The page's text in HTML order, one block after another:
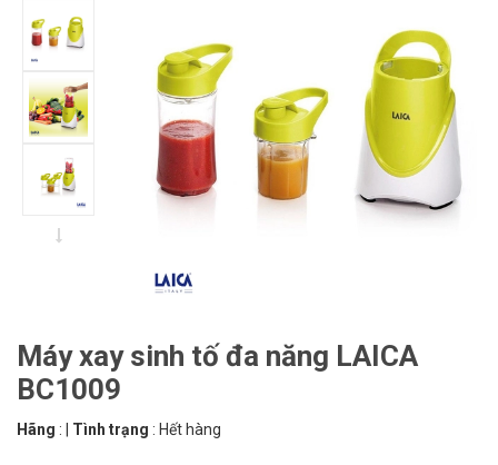
Máy xay sinh tố đa năng LAICA
BC1009
Hãng : Tình trạng : Hết hàng